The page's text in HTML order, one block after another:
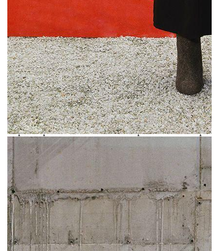
Север, чтобы сделать там съемку новой
коллекции. Но из-за пандемии
передвижения ограничены, поэтому
пришлось остаться в Киеве и строить
полярную станцию прямо во дворе
шоурума. Идею воплощали художники
Иван Грабко, Маша Рева и стилистка Надя
Шаповал. Команда из 40 человек
с помощью декораций в точности
воссоздала полярную станция и юрту —
характерный для жителей Крайнего Севера
кочевой дом. В коллекции осень-зима
2020/2021 представлены три линейки
пуховиков. Основная, Shearling, состоит
из различных дутых курток ярких цветов,
а также новых моделей дубленок Lizzy
и Rebecca, похожих на традиционную
одежду эвенков, коренного народа
Восточной Сибири. Линейка Vegan сделана
из инновационного материала econyl,